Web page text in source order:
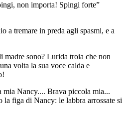
non importa! Spingi forte”
tremare in preda agli spasmi, e a
madre sono? Lurida troia che non
volta la sua voce calda e
mia Nancy.... Brava piccola mia...
la figa di Nancy: le labbra arrossate si